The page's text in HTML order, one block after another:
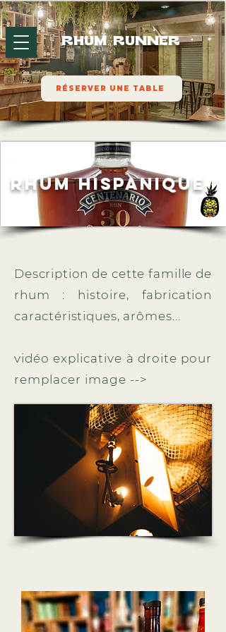
RHUM RUNNER
RÉSERVER UNE TABLE
RHUM hispanique
Description de cette famille de
rhum : histoire, fabrication
caractéristiques, arômes...
vidéo explicative à droite pour
remplacer image -->